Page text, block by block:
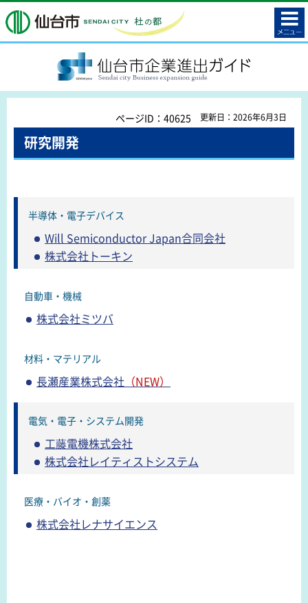
仙台市
コンテ
ンツメ
ニュー
SENDAI plus 仙台市企業進出ガイド
ページID：40625 更新日：2026年6月3日
研究開発
半導体・電子デバイス
Will Semiconductor Japan合同会社
株式会社トーキン
自動車・機械
株式会社ミツバ
材料・マテリアル
長瀬産業株式会社 （NEW）
電気・電子・システム開発
工藤電機株式会社
株式会社レイティストシステム
医療・バイオ・創薬
株式会社レナサイエンス